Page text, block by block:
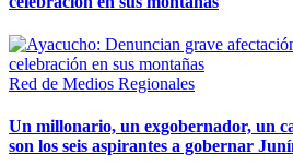
Red de Medios Regionales
Un millonario, un exgobernador, un
son los seis aspirantes a gobernar